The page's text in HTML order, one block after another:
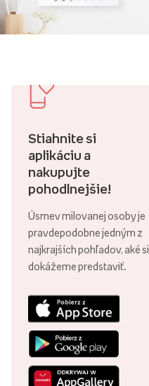
Stiahnite si
aplikáciu a
nakupujte
pohodlnejšie!
Úsmev milovanej osoby je
pravdepodobne jedným z
najkrajších pohľadov, aké si
dokážeme predstaviť.